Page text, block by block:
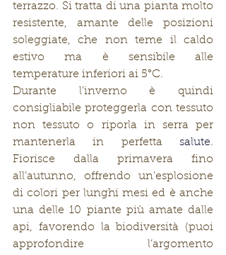
terrazzo. Si tratta di una pianta molto
resistente, amante delle posizioni
soleggiate, che non teme il caldo
estivo ma è sensibile alle
temperature inferiori ai 5°C.
Durante l’inverno è quindi
consigliabile proteggerla con tessuto
non tessuto o riporla in serra per
mantenerla in perfetta
Fiorisce dalla primavera fino
all’autunno, offrendo un’esplosione
di colori per lunghi mesi ed è anche
una delle 10 piante più amate dalle
api, favorendo la biodiversità (puoi
approfondire l’argomento